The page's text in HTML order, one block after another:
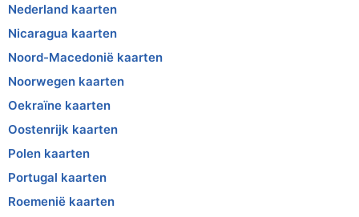
Nederland kaarten
Nicaragua kaarten
Noord-Macedonië kaarten
Noorwegen kaarten
Oekraïne kaarten
Oostenrijk kaarten
Polen kaarten
Portugal kaarten
Roemenië kaarten